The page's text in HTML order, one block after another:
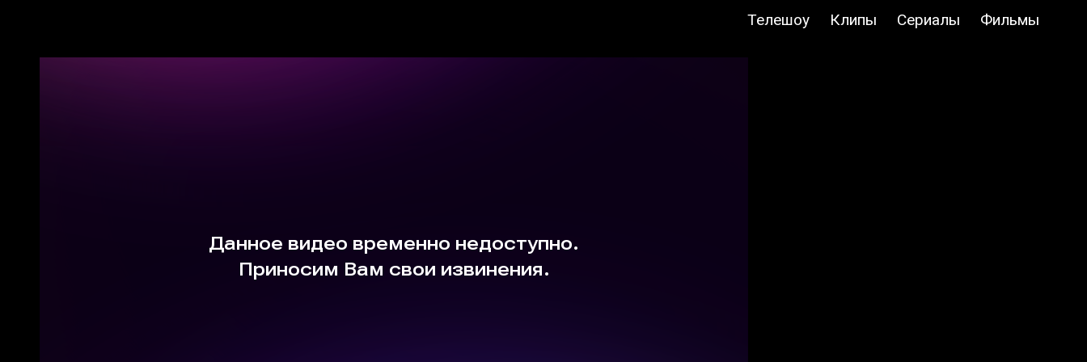
Телешоу Клипы Сериалы Фильмы